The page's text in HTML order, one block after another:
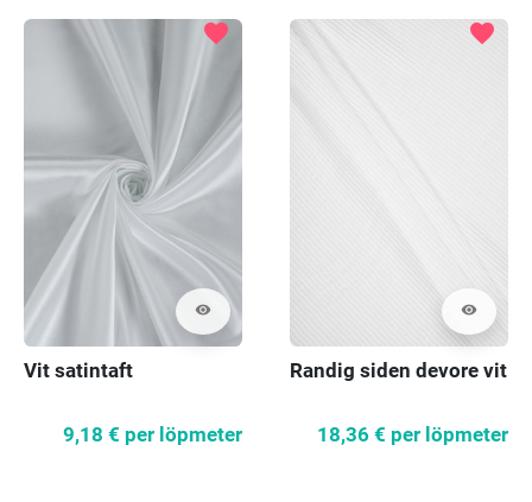
visibility
favorite
Vit satintaft
9,18 € per löpmeter
visibility
favorite
Randig siden devore vit
18,36 € per löpmeter